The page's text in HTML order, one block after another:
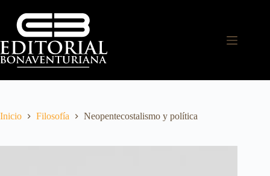
Inicio Filosofía Neopentecostalismo y política